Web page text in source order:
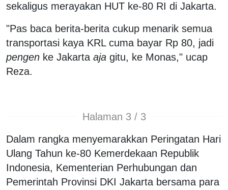
sekaligus merayakan HUT ke-80 RI di Jakarta.
"Pas baca berita-berita cukup menarik semua
transportasi kaya KRL cuma bayar Rp 80, jadi
pengen ke Jakarta aja gitu, ke Monas," ucap
Reza.
Halaman 3 / 3
Dalam rangka menyemarakkan Peringatan Hari
Ulang Tahun ke-80 Kemerdekaan Republik
Indonesia, Kementerian Perhubungan dan
Pemerintah Provinsi DKI Jakarta bersama para